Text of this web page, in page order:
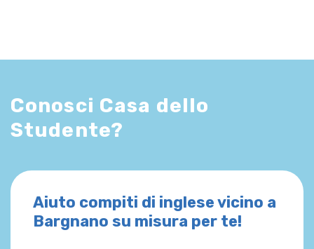
Conosci Casa dello
Studente?
Aiuto compiti di inglese vicino a
Bargnano su misura per te!